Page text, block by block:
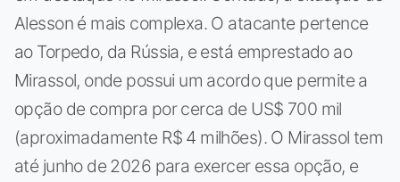
Alesson é mais complexa. O atacante pertence
ao Torpedo, da Rússia, e está emprestado ao
Mirassol, onde possui um acordo que permite a
opção de compra por cerca de US$ 700 mil
(aproximadamente R$ 4 milhões). O Mirassol tem
até junho de 2026 para exercer essa opção, e